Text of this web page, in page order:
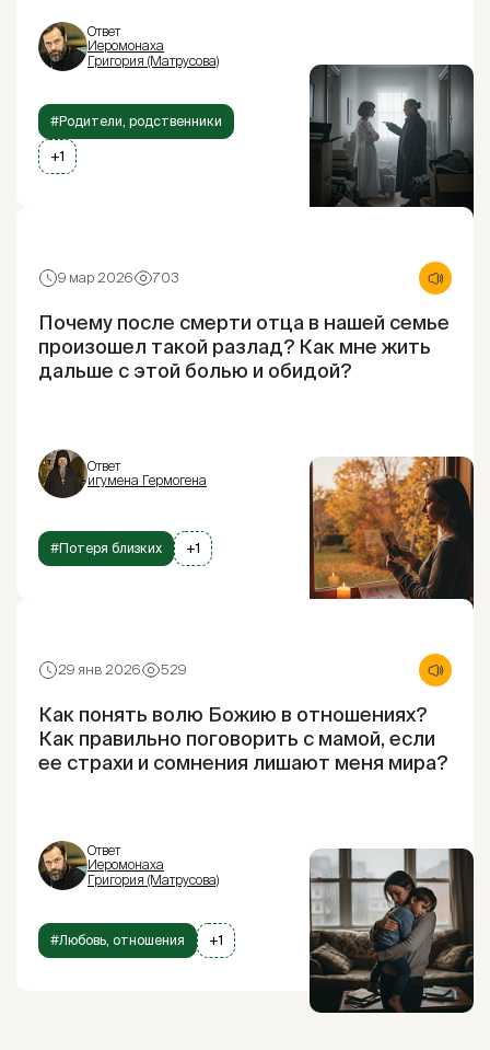
Ответ
Иеромонаха
Григория (Матрусова)
#Родители, родственники
+1
9 мар 2026 703
Почему после смерти отца в нашей семье
произошел такой разлад? Как мне жить
дальше с этой болью и обидой?
Ответ
игумена Гермогена
#Потеря близких +1
29 янв 2026 529
Как понять волю Божию в отношениях?
Как правильно поговорить с мамой, если
ее страхи и сомнения лишают меня мира?
Ответ
Иеромонаха
Григория (Матрусова)
#Любовь, отношения +1